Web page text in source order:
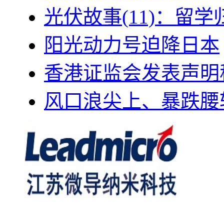
光伏故事(11)：留学
阳光动力号迫降日本
香港证监会发表声
风口浪尖上、暴跌